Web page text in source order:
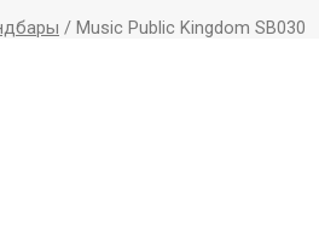
/ Music Public Kingdom SB030